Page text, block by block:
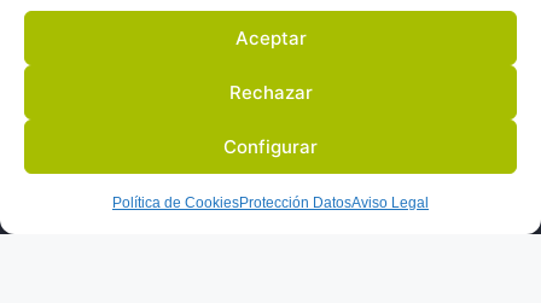
Aceptar
Rechazar
Configurar
Política de CookiesProtección DatosAviso Legal
ACTIVIDADES Y EVENTOS SOCIOS BLOG EN LA PRENSA